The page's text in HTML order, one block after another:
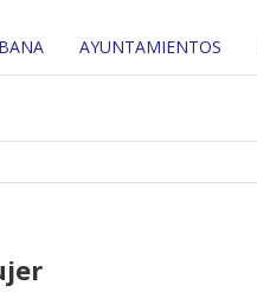
AYUNTAMIENTOS